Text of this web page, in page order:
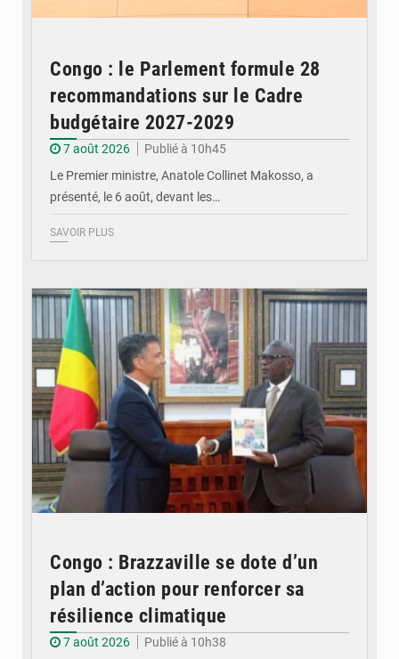
Congo : le Parlement formule 28
recommandations sur le Cadre
budgétaire 2027-2029
7 août 2026
Publié à 10h45
Le Premier ministre, Anatole Collinet Makosso, a
présenté, le 6 août, devant les…
SAVOIR PLUS
Congo : Brazzaville se dote d’un
plan d’action pour renforcer sa
résilience climatique
7 août 2026
Publié à 10h38